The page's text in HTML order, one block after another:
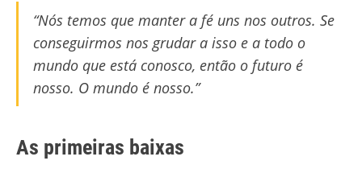
“Nós temos que manter a fé uns nos outros. Se
conseguirmos nos grudar a isso e a todo o
mundo que está conosco, então o futuro é
nosso. O mundo é nosso.”
As primeiras baixas